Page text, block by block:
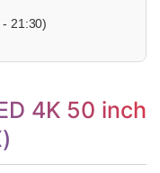
- 21:30)
4K 50 inch